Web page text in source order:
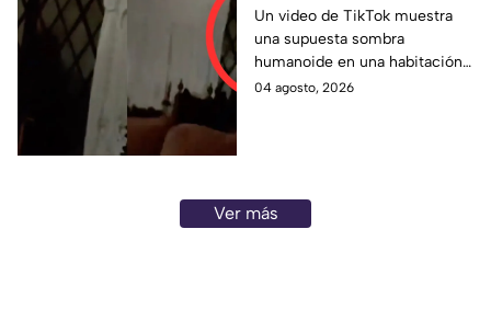
oscura lo despertó a las
3 AM; VIDEO de
presunta entidad se
viraliza en TikTok
Un video de TikTok muestra
una supuesta sombra
humanoide en una habitación
y divide opiniones entre
04 agosto, 2026
Ver más